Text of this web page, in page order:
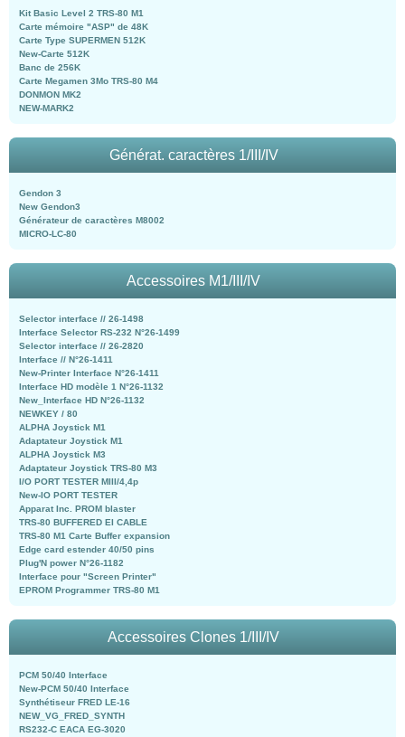
Kit Basic Level 2 TRS-80 M1
Carte mémoire "ASP" de 48K
Carte Type SUPERMEN 512K
New-Carte 512K
Banc de 256K
Carte Megamen 3Mo TRS-80 M4
DONMON MK2
NEW-MARK2
Générat. caractères 1/III/IV
Gendon 3
New Gendon3
Générateur de caractères M8002
MICRO-LC-80
Accessoires M1/III/IV
Selector interface // 26-1498
Interface Selector RS-232 N°26-1499
Selector interface // 26-2820
Interface // N°26-1411
New-Printer Interface N°26-1411
Interface HD modèle 1 N°26-1132
New_Interface HD N°26-1132
NEWKEY / 80
ALPHA Joystick M1
Adaptateur Joystick M1
ALPHA Joystick M3
Adaptateur Joystick TRS-80 M3
I/O PORT TESTER MIII/4,4p
New-IO PORT TESTER
Apparat Inc. PROM blaster
TRS-80 BUFFERED EI CABLE
TRS-80 M1 Carte Buffer expansion
Edge card estender 40/50 pins
Plug'N power N°26-1182
Interface pour "Screen Printer"
EPROM Programmer TRS-80 M1
Accessoires Clones 1/III/IV
PCM 50/40 Interface
New-PCM 50/40 Interface
Synthétiseur FRED LE-16
NEW_VG_FRED_SYNTH
RS232-C EACA EG-3020